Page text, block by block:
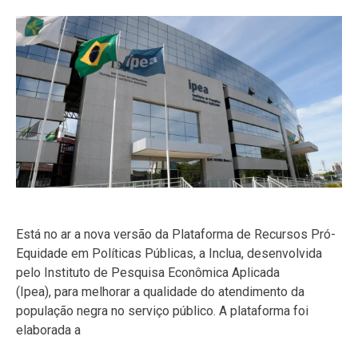
Está no ar a nova versão da Plataforma de Recursos Pró-
Equidade em Políticas Públicas, a Inclua, desenvolvida
pelo Instituto de Pesquisa Econômica Aplicada
(Ipea), para melhorar a qualidade do atendimento da
população negra no serviço público. A plataforma foi
elaborada a